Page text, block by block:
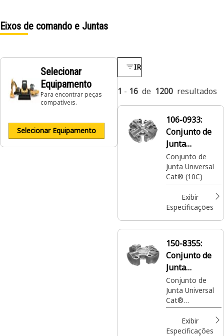
Eixos de comando e Juntas
Selecionar
Equipamento
Para encontrar peças
compatíveis.
Selecionar Equipamento
IR
1 - 16 de 1200 resultados
106-0933:
Conjunto de
Junta
Universal
Conjunto de
Junta Universal
Cat® (10C)
Exibir
Especificações
150-8355:
Conjunto de
Junta
Universal
Conjunto de
Junta Universal
Cat®
(Travamento
14.5C)Exibir
Especificações